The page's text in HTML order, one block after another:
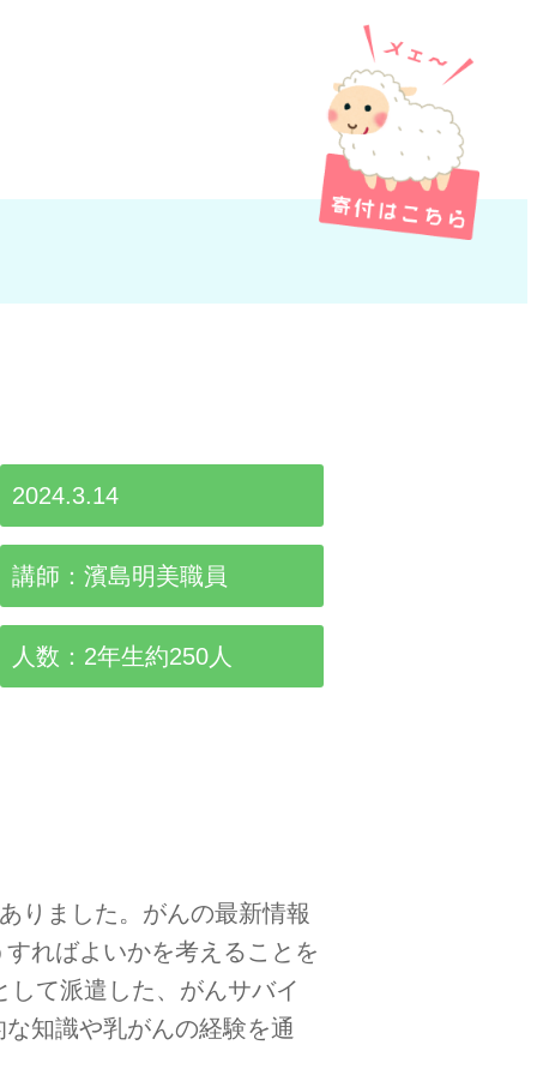
2024.3.14
講師：濱島明美職員
人数：2年生約250人
りました。がんの最新情報
ればよいかを考えることを
て派遣した、がんサバイ
知識や乳がんの経験を通